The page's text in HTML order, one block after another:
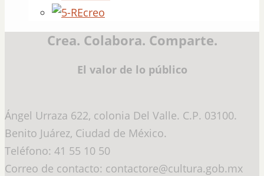
Crea. Colabora. Comparte.
El valor de lo público
Ángel Urraza 622, colonia Del Valle. C.P. 03100.
Benito Juárez, Ciudad de México.
Teléfono: 41 55 10 50
Correo de contacto: contactore@cultura.gob.mx